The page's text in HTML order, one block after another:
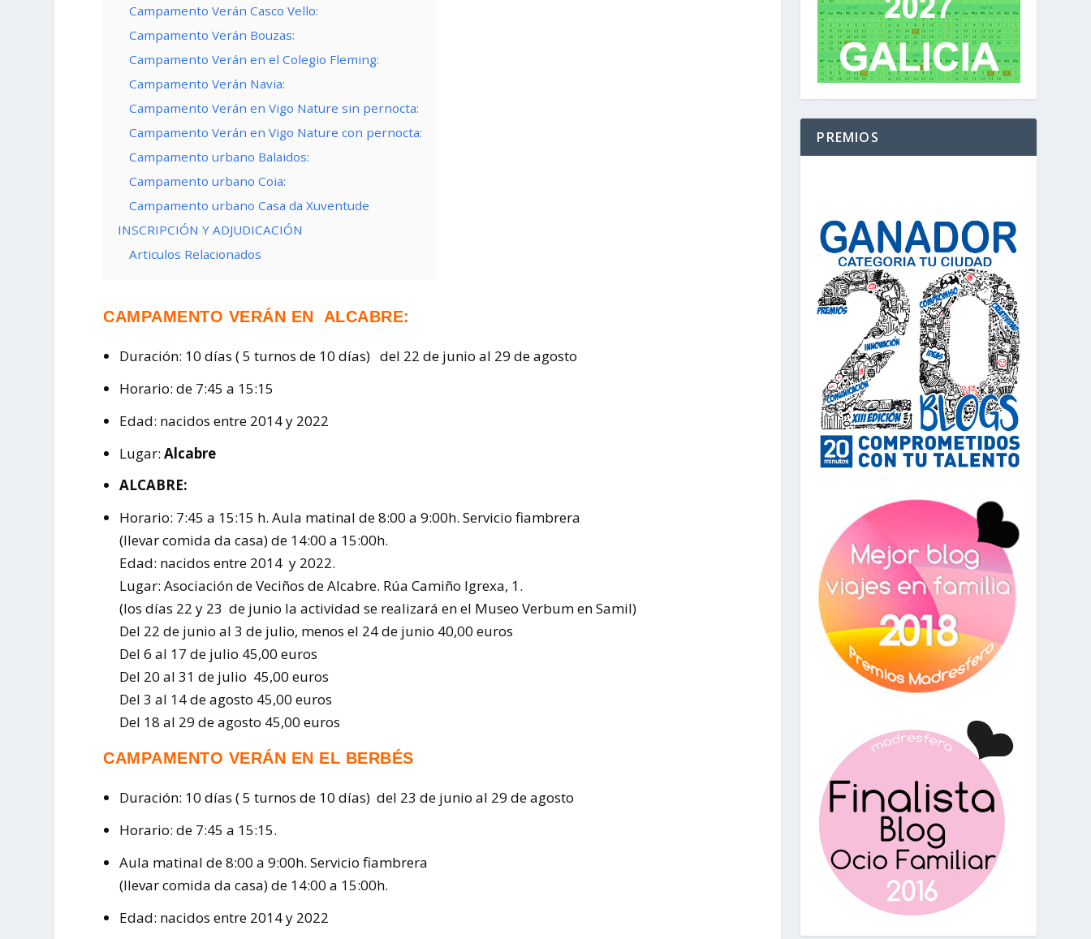
Campamento Verán Casco Vello:
Campamento Verán Bouzas:
Campamento Verán en el Colegio Fleming:
Campamento Verán Navia:
Campamento Verán en Vigo Nature sin pernocta:
Campamento Verán en Vigo Nature con pernocta:
Campamento urbano Balaidos:
Campamento urbano Coia:
Campamento urbano Casa da Xuventude
INSCRIPCIÓN Y ADJUDICACIÓN
Articulos Relacionados
CAMPAMENTO VERÁN EN ALCABRE:
Duración: 10 días ( 5 turnos de 10 días) del 22 de junio al 29 de agosto
Horario: de 7:45 a 15:15
Edad: nacidos entre 2014 y 2022
Lugar: Alcabre
ALCABRE:
Horario: 7:45 a 15:15 h. Aula matinal de 8:00 a 9:00h. Servicio fiambrera
(llevar comida da casa) de 14:00 a 15:00h.
Edad: nacidos entre 2014 y 2022.
Lugar: Asociación de Veciños de Alcabre. Rúa Camiño Igrexa, 1.
(los días 22 y 23 de junio la actividad se realizará en el Museo Verbum en Samil)
Del 22 de junio al 3 de julio, menos el 24 de junio 40,00 euros
Del 6 al 17 de julio 45,00 euros
Del 20 al 31 de julio 45,00 euros
Del 3 al 14 de agosto 45,00 euros
Del 18 al 29 de agosto 45,00 euros
CAMPAMENTO VERÁN EN EL BERBÉS
Duración: 10 días ( 5 turnos de 10 días) del 23 de junio al 29 de agosto
Horario: de 7:45 a 15:15.
Aula matinal de 8:00 a 9:00h. Servicio fiambrera
(llevar comida da casa) de 14:00 a 15:00h.
Edad: nacidos entre 2014 y 2022
PREMIOS